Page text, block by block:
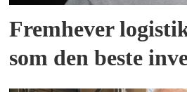
Fremhever
som den beste